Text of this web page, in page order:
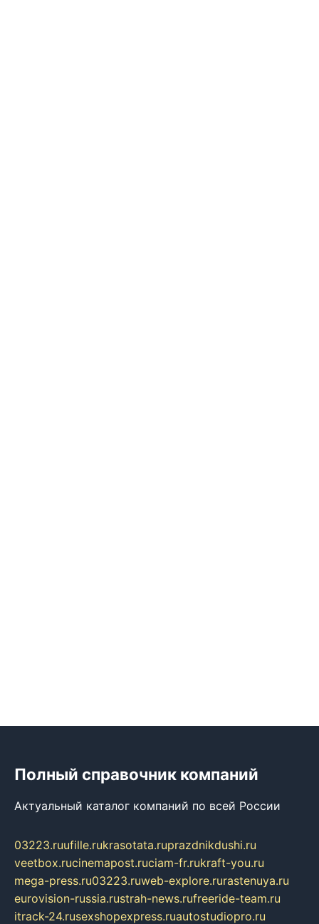
Полный справочник компаний
Актуальный каталог компаний по всей России
03223.ruufille.rukrasotata.ruprazdnikdushi.ru
veetbox.rucinemapost.ruciam-fr.rukraft-you.ru
mega-press.ru03223.ruweb-explore.rurastenuya.ru
eurovision-russia.rustrah-news.rufreeride-team.ru
itrack-24.rusexshopexpress.ruautostudiopro.ru